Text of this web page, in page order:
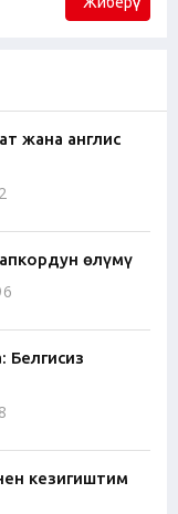
жана англис
өлүмү
Белгисиз
кезигиштим